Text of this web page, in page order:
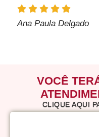
Ana Paula Delgado
VOCÊ
CLIQUE AQUI